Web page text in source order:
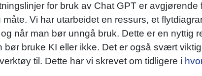
for bruk av Chat GPT er
Vi har utarbeidet en ressurs, et
når man bør unngå bruk. Dette er en nyttig
bør bruke KI eller ikke. Det er også svært
til. Dette har vi skrevet om tidligere i